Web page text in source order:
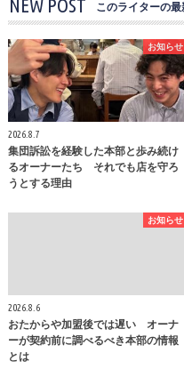
NEW POST このライターの
お知らせ
2026.8.7
集団訴訟を経験した本部と歩み続け
るオーナーたち それでも店を守ろ
うとする理由
お知らせ
2026.8.6
おたからや加盟後では遅い オーナ
ーが契約前に調べるべき本部の情報
とは